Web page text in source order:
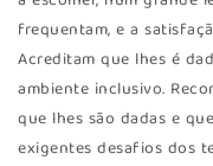
frequentam, e a
Acreditam que lhes é
ambiente inclusivo.
que lhes são dadas e
exigentes desafios dos